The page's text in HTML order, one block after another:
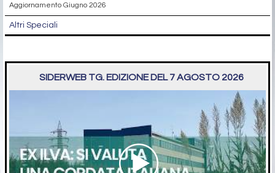
Aggiornamento Giugno 2026
Altri Speciali
SIDERWEB TG. EDIZIONE DEL 7 AGOSTO 2026